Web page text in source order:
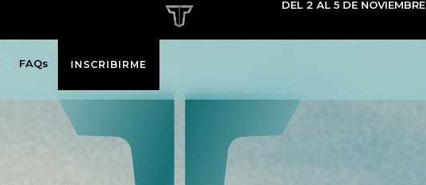
DEL 2 AL 5 DE NOVIEMBRE
FAQs INSCRIBIRME